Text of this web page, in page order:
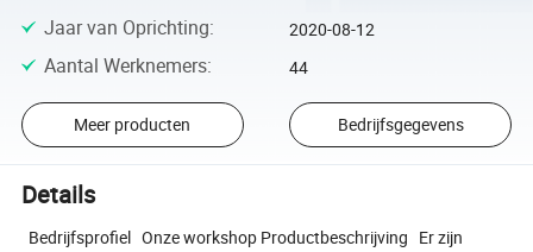
Jaar van Oprichting: 2020-08-12
Aantal Werknemers: 44
Meer producten Bedrijfsgegevens
Details
Bedrijfsprofiel Onze workshop Productbeschrijving Er zijn